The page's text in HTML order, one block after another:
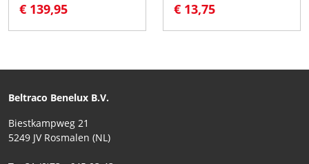
€ 139,95 € 13,75
Beltraco Benelux B.V.
Biestkampweg 21
5249 JV Rosmalen (NL)